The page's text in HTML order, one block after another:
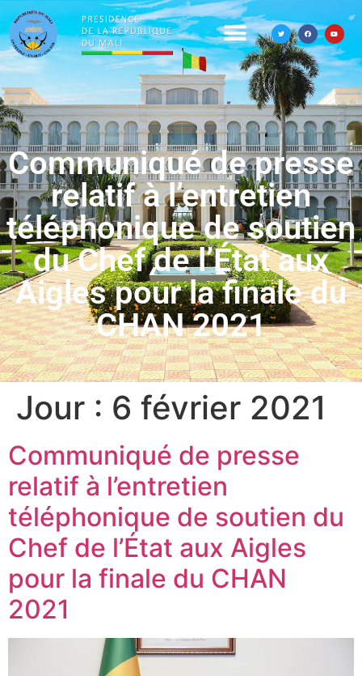
Communiqué de presse
relatif à l’entretien
téléphonique de soutien
du Chef de l’État aux
Aigles pour la finale du
CHAN 2021
Jour : 6 février 2021
Communiqué de presse
relatif à l’entretien
téléphonique de soutien du
Chef de l’État aux Aigles
pour la finale du CHAN
2021